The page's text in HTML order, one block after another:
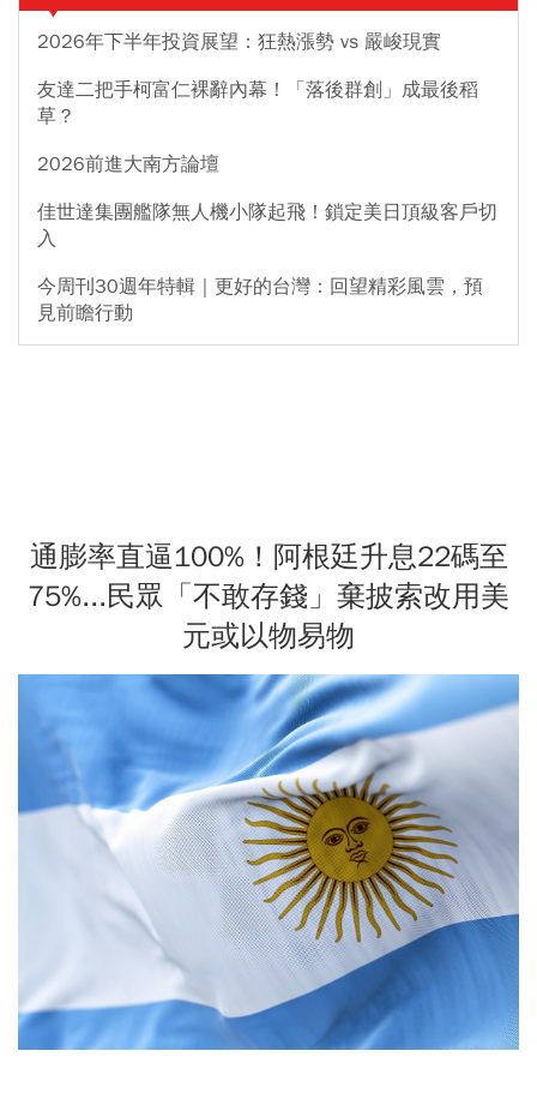
2026年下半年投資展望：狂熱漲勢 vs 嚴峻現實
友達二把手柯富仁裸辭內幕！「落後群創」成最後稻
草？
2026前進大南方論壇
佳世達集團艦隊無人機小隊起飛！鎖定美日頂級客戶切
入
今周刊30週年特輯｜更好的台灣：回望精彩風雲，預
見前瞻行動
通膨率直逼100%！阿根廷升息22碼至
75%...民眾「不敢存錢」棄披索改用美
元或以物易物